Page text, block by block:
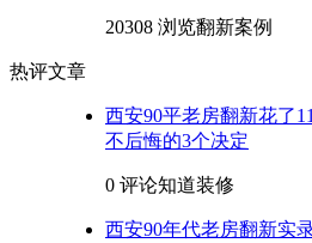
20308 浏览翻新案例
热评文章
西安90平老房翻新花了
不后悔的3个决定
0 评论知道装修
西安90年代老房翻新实